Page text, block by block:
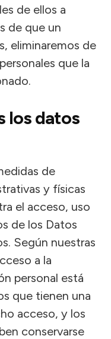
de ellos a
de que un
eliminaremos de
que la
los datos
de
y físicas
el acceso, uso
de los Datos
Según nuestras
a la
personal está
que tienen una
acceso, y los
conservarse